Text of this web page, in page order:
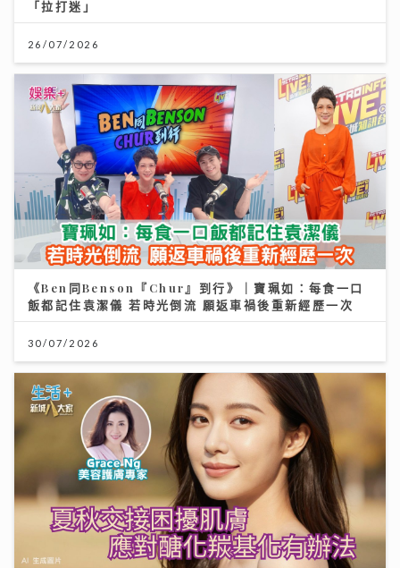
「拉打迷」
26/07/2026
《Ben同Benson『Chur』到行》｜寶珮如：每食一口
飯都記住袁潔儀 若時光倒流 願返車禍後重新經歷一次
30/07/2026